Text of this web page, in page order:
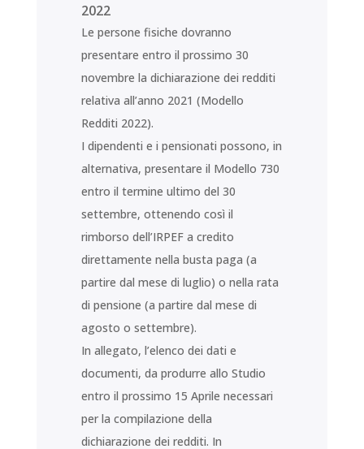
2022
Le persone fisiche dovranno
presentare entro il prossimo 30
novembre la dichiarazione dei redditi
relativa all’anno 2021 (Modello
Redditi 2022).
I dipendenti e i pensionati possono, in
alternativa, presentare il Modello 730
entro il termine ultimo del 30
settembre, ottenendo così il
rimborso dell’IRPEF a credito
direttamente nella busta paga (a
partire dal mese di luglio) o nella rata
di pensione (a partire dal mese di
agosto o settembre).
In allegato, l’elenco dei dati e
documenti, da produrre allo Studio
entro il prossimo 15 Aprile necessari
per la compilazione della
dichiarazione dei redditi. In